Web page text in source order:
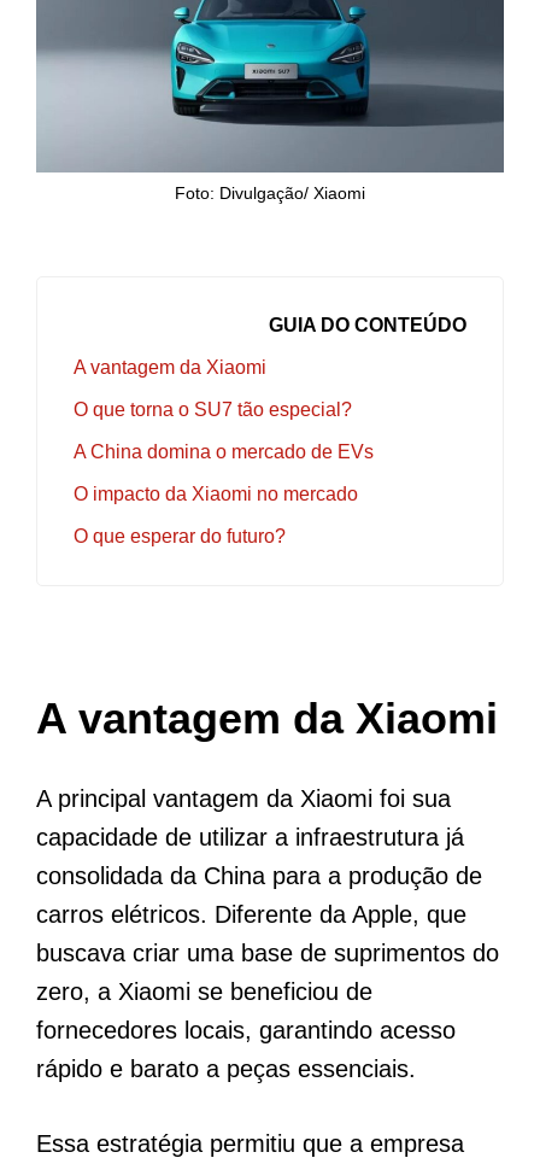
Foto: Divulgação/ Xiaomi
GUIA DO CONTEÚDO
A vantagem da Xiaomi
O que torna o SU7 tão especial?
A China domina o mercado de EVs
O impacto da Xiaomi no mercado
O que esperar do futuro?
A vantagem da Xiaomi
A principal vantagem da Xiaomi foi sua
capacidade de utilizar a infraestrutura já
consolidada da China para a produção de
carros elétricos. Diferente da Apple, que
buscava criar uma base de suprimentos do
zero, a Xiaomi se beneficiou de
fornecedores locais, garantindo acesso
rápido e barato a peças essenciais.
Essa estratégia permitiu que a empresa